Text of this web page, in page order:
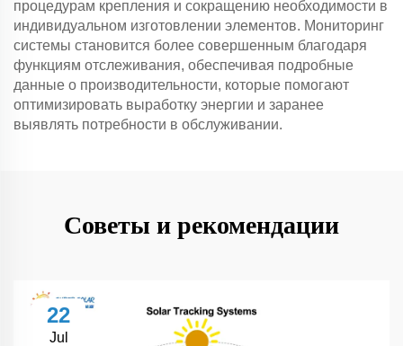
процедурам крепления и сокращению необходимости в
индивидуальном изготовлении элементов. Мониторинг
системы становится более совершенным благодаря
функциям отслеживания, обеспечивая подробные
данные о производительности, которые помогают
оптимизировать выработку энергии и заранее
выявлять потребности в обслуживании.
Советы и рекомендации
22
Jul